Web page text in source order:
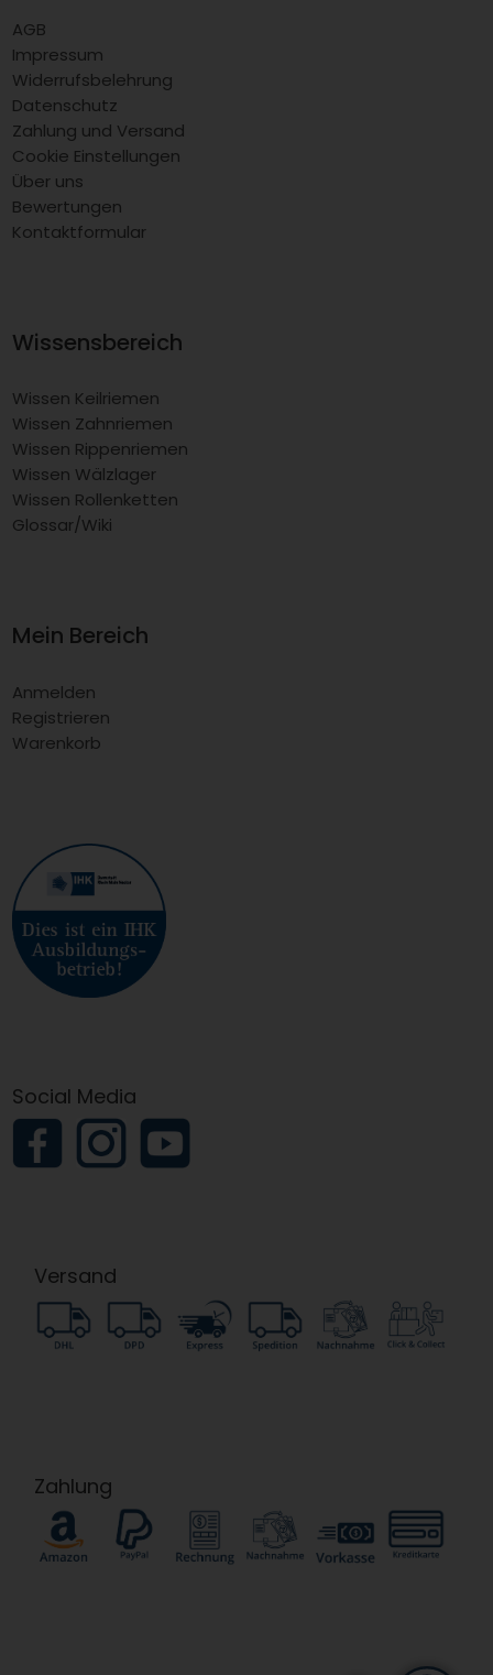
AGB
Impressum
Widerrufsbelehrung
Datenschutz
Zahlung und Versand
Cookie Einstellungen
Über uns
Bewertungen
Kontaktformular
Wissensbereich
Wissen Keilriemen
Wissen Zahnriemen
Wissen Rippenriemen
Wissen Wälzlager
Wissen Rollenketten
Glossar/Wiki
Mein Bereich
Anmelden
Registrieren
Warenkorb
Social Media
Versand
Zahlung